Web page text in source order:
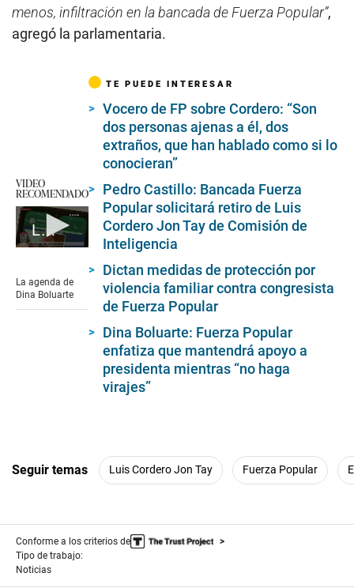
menos, infiltración en la bancada de Fuerza Popular”,
agregó la parlamentaria.
VIDEO
RECOMENDADO
La agenda de Dina Boluarte
of
5
La agenda de
Dina Boluarte
TE PUEDE INTERESAR
Vocero de FP sobre Cordero: “Son
dos personas ajenas a él, dos
extraños, que han hablado como si lo
conocieran”
Pedro Castillo: Bancada Fuerza
Popular solicitará retiro de Luis
Cordero Jon Tay de Comisión de
Inteligencia
Dictan medidas de protección por
violencia familiar contra congresista
de Fuerza Popular
Dina Boluarte: Fuerza Popular
enfatiza que mantendrá apoyo a
presidenta mientras “no haga
virajes”
Seguir temas Luis Cordero Jon Tay Fuerza Popular
Conforme a los criterios de
Tipo de trabajo:
Noticias